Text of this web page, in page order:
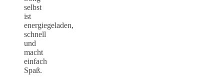
selbst
ist
energiegeladen,
schnell
und
macht
einfach
Spaß.